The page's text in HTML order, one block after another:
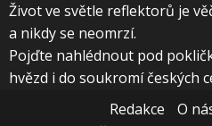
Život ve světle reflektorů je
a nikdy se neomrzí.
Pojďte nahlédnout pod
hvězd i do soukromí českých
Redakce
O